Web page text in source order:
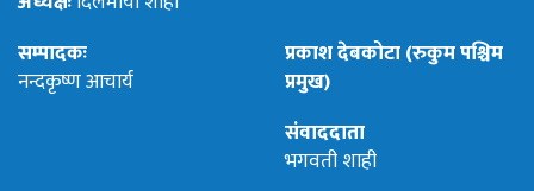
सम्पादकः
नन्दकृष्ण आचार्य
प्रकाश देबकोटा (रुकुम पश्चिम
प्रमुख)
संवाददाता
भगवती शाही